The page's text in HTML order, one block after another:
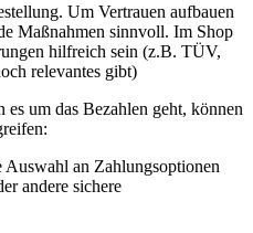
Um Vertrauen aufbauen
Maßnahmen sinnvoll. Im Shop
hilfreich sein (z.B. TÜV,
relevantes gibt)
um das Bezahlen geht, können
Auswahl an Zahlungsoptionen
andere sichere